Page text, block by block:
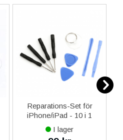
Reparations-Set för
iPhone/iPad - 10 i 1
I lager